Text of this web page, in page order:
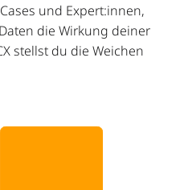
und Expert:innen,
die Wirkung deiner
stellst du die Weichen